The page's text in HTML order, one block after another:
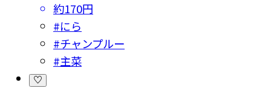
約170円
#にら
#チャンプルー
#主菜